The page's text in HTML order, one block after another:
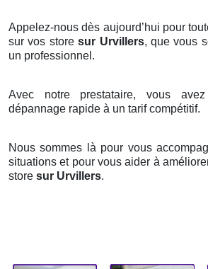
Appelez-nous dès aujourd’hui pour
sur vos storesur Urvillers, que vous
un professionnel.
Avec notre prestataire, vous
dépannage rapide à un tarif compétitif.
Nous sommes là pour vous
situations et pour vous aider à
store sur Urvillers.